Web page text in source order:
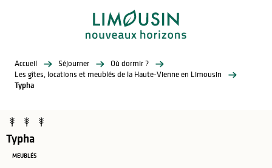
Accueil Séjourner
Où dormir ?
Les gîtes, locations et meublés de la Haute-Vienne en Limousin
Typha
Typha
MEUBLÉS